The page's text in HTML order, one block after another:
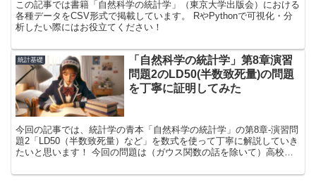
この記事では書籍「自然科学の統計学」（東京大学出版会）における
各種データをCSV形式で掲載しています。 RやPythonで可視化・分
析したい際にはお役立てください！
統計基礎
「自然科学の統計学」第8章演習
問題2のLD50(半数致死量)の問題
を丁寧に証明してみた
今回の記事では、統計学の青本「自然科学の統計学」の第8章-演習問
題2「LD50（半数致死量）など」を数式を使って丁寧に解説していき
たいと思います！ 今回の問題は（ガウス関数の話を除いて）高校数
ジしてみてください！